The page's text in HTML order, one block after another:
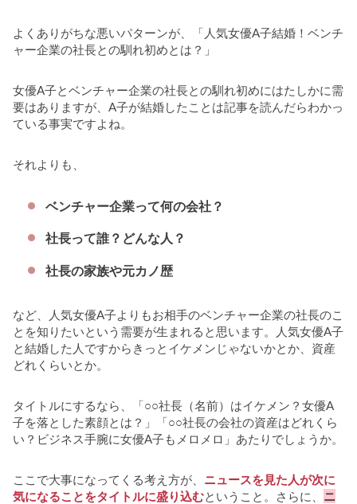
よくありがちな悪いパターンが、「人気女優A子結婚！ベンチ
ャー企業の社長との馴れ初めとは？」
女優A子とベンチャー企業の社長との馴れ初めにはたしかに需
要はありますが、A子が結婚したことは記事を読んだらわかっ
ている事実ですよね。
それよりも、
ベンチャー企業って何の会社？
社長って誰？どんな人？
社長の家族や元カノ歴
など、人気女優A子よりもお相手のベンチャー企業の社長のこ
とを知りたいという需要が生まれると思います。人気女優A子
と結婚した人ですからきっとイケメンじゃないかとか、資産
どれくらいとか。
タイトルにするなら、「○○社長（名前）はイケメン？女優A
子を落とした素顔とは？」「○○社長の会社の資産はどれくら
い？ビジネス手腕に女優A子もメロメロ」あたりでしょうか。
ここで大事になってくる考え方が、 ニュースを見た人が次に
気になることをタイトルに盛り込むということ。さらに、 ニ